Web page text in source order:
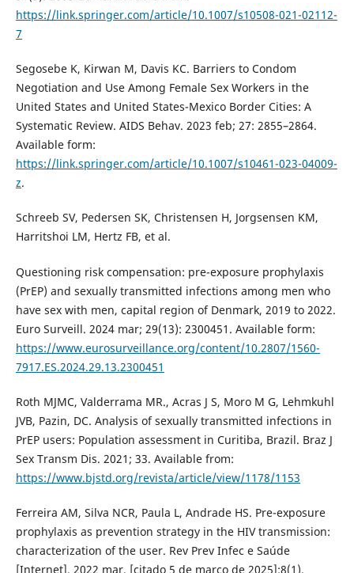
https://link.springer.com/article/10.1007/s10508-021-02112-
7
Segosebe K, Kirwan M, Davis KC. Barriers to Condom
Negotiation and Use Among Female Sex Workers in the
United States and United States-Mexico Border Cities: A
Systematic Review. AIDS Behav. 2023 feb; 27: 2855–2864.
Available form:
https://link.springer.com/article/10.1007/s10461-023-04009-
z.
Schreeb SV, Pedersen SK, Christensen H, Jorgsensen KM,
Harritshoi LM, Hertz FB, et al.
Questioning risk compensation: pre-exposure prophylaxis
(PrEP) and sexually transmitted infections among men who
have sex with men, capital region of Denmark, 2019 to 2022.
Euro Surveill. 2024 mar; 29(13): 2300451. Available form:
https://www.eurosurveillance.org/content/10.2807/1560-
7917.ES.2024.29.13.2300451
Roth MJMC, Valderrama MR., Acras J S, Moro M G, Lehmkuhl
JVB, Pazin, DC. Analysis of sexually transmitted infections in
PrEP users: Population assessment in Curitiba, Brazil. Braz J
Sex Transm Dis. 2021; 33. Available from:
https://www.bjstd.org/revista/article/view/1178/1153
Ferreira AM, Silva NCR, Paula L, Andrade HS. Pre-exposure
prophylaxis as prevention strategy in the HIV transmission:
characterization of the user. Rev Prev Infec e Saúde
[Internet]. 2022 mar. [citado 5 de março de 2025];8(1).